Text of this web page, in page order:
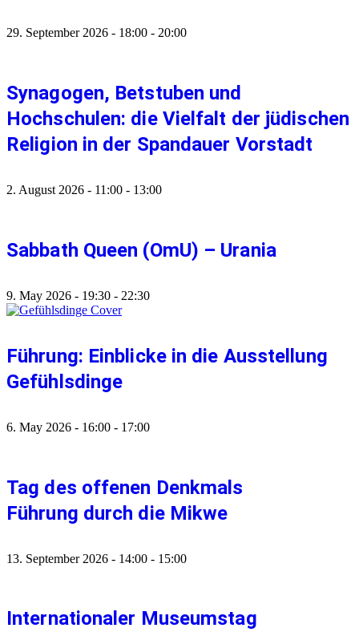
29. September 2026 - 18:00 - 20:00
Synagogen, Betstuben und
Hochschulen: die Vielfalt der jüdischen
Religion in der Spandauer Vorstadt
2. August 2026 - 11:00 - 13:00
Sabbath Queen (OmU) – Urania
9. May 2026 - 19:30 - 22:30
Führung: Einblicke in die Ausstellung
Gefühlsdinge
6. May 2026 - 16:00 - 17:00
Tag des offenen Denkmals
Führung durch die Mikwe
13. September 2026 - 14:00 - 15:00
Internationaler Museumstag